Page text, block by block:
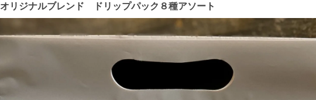
オリジナルブレンド ドリップパック８種アソート